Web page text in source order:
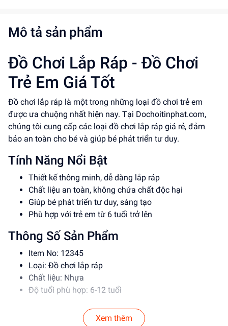
Mô tả sản phẩm
Đồ Chơi Lắp Ráp - Đồ Chơi
Trẻ Em Giá Tốt
Đồ chơi lắp ráp là một trong những loại đồ chơi trẻ em
được ưa chuộng nhất hiện nay. Tại Dochoitinphat.com,
chúng tôi cung cấp các loại đồ chơi lắp ráp giá rẻ, đảm
bảo an toàn cho bé và giúp bé phát triển tư duy.
Tính Năng Nổi Bật
Thiết kế thông minh, dễ dàng lắp ráp
Chất liệu an toàn, không chứa chất độc hại
Giúp bé phát triển tư duy, sáng tạo
Phù hợp với trẻ em từ 6 tuổi trở lên
Thông Số Sản Phẩm
Item No: 12345
Loại: Đồ chơi lắp ráp
Chất liệu: Nhựa
Độ tuổi phù hợp: 6-12 tuổi
Hướng Dẫn Sử Dụng
Xem thêm